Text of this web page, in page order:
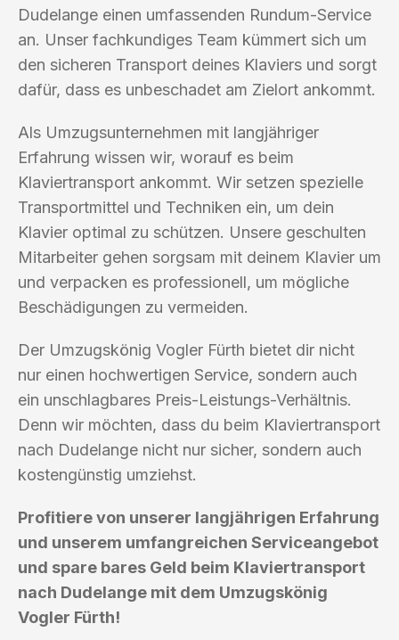
Dudelange einen umfassenden Rundum-Service
an. Unser fachkundiges Team kümmert sich um
den sicheren Transport deines Klaviers und sorgt
dafür, dass es unbeschadet am Zielort ankommt.
Als Umzugsunternehmen mit langjähriger
Erfahrung wissen wir, worauf es beim
Klaviertransport ankommt. Wir setzen spezielle
Transportmittel und Techniken ein, um dein
Klavier optimal zu schützen. Unsere geschulten
Mitarbeiter gehen sorgsam mit deinem Klavier um
und verpacken es professionell, um mögliche
Beschädigungen zu vermeiden.
Der Umzugskönig Vogler Fürth bietet dir nicht
nur einen hochwertigen Service, sondern auch
ein unschlagbares Preis-Leistungs-Verhältnis.
Denn wir möchten, dass du beim Klaviertransport
nach Dudelange nicht nur sicher, sondern auch
kostengünstig umziehst.
Profitiere von unserer langjährigen Erfahrung
und unserem umfangreichen Serviceangebot
und spare bares Geld beim Klaviertransport
nach Dudelange mit dem Umzugskönig
Vogler Fürth!